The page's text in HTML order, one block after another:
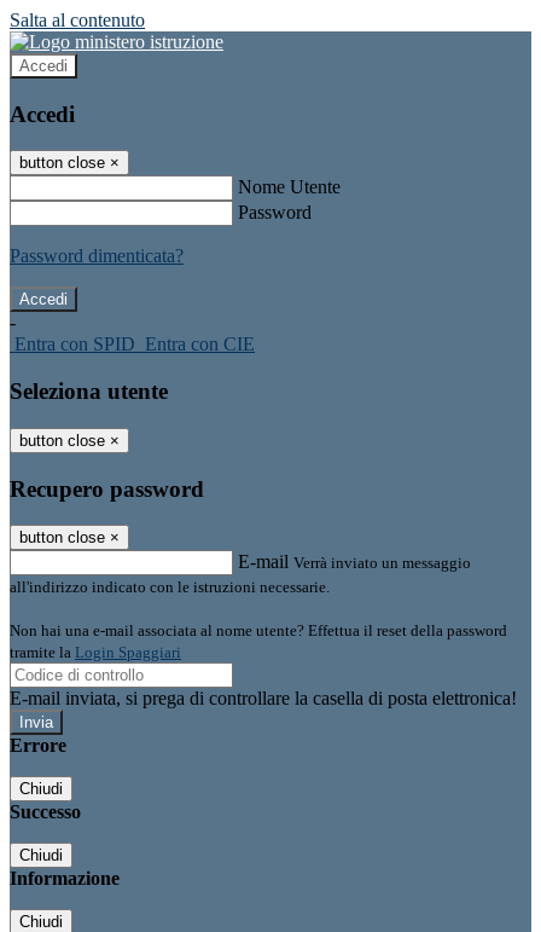
Salta al contenuto
Accedi
Accedi
button close ×
Nome Utente
Password
Password dimenticata?
-
Entra con SPID Entra con CIE
Seleziona utente
button close ×
Recupero password
button close ×
E-mail Verrà inviato un messaggio
all'indirizzo indicato con le istruzioni necessarie.
Non hai una e-mail associata al nome utente? Effettua il reset della password
tramite la Login Spaggiari
E-mail inviata, si prega di controllare la casella di posta elettronica!
Errore
Chiudi
Successo
Chiudi
Informazione
Chiudi